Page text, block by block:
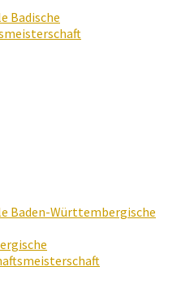
Badische
Baden-Württembergische